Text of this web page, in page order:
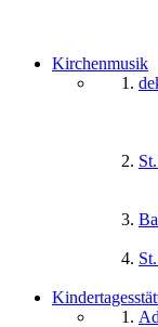
Kirchenmusik